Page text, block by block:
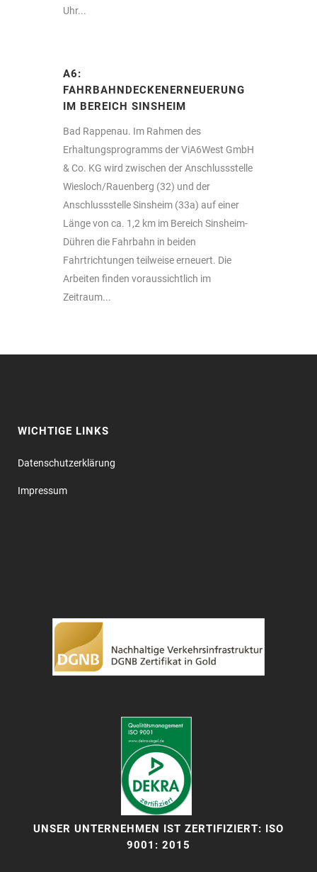
Uhr...
A6:
FAHRBAHNDECKENERNEUERUNG
IM BEREICH SINSHEIM
Bad Rappenau. Im Rahmen des
Erhaltungsprogramms der ViA6West GmbH
& Co. KG wird zwischen der Anschlussstelle
Wiesloch/Rauenberg (32) und der
Anschlussstelle Sinsheim (33a) auf einer
Länge von ca. 1,2 km im Bereich Sinsheim-
Dühren die Fahrbahn in beiden
Fahrtrichtungen teilweise erneuert. Die
Arbeiten finden voraussichtlich im
Zeitraum...
WICHTIGE LINKS
Datenschutz­erklärung
Impressum
UNSER UNTERNEHMEN IST ZERTIFIZIERT: ISO
9001: 2015